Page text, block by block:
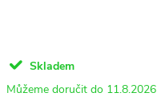
Skladem
11.8.2026